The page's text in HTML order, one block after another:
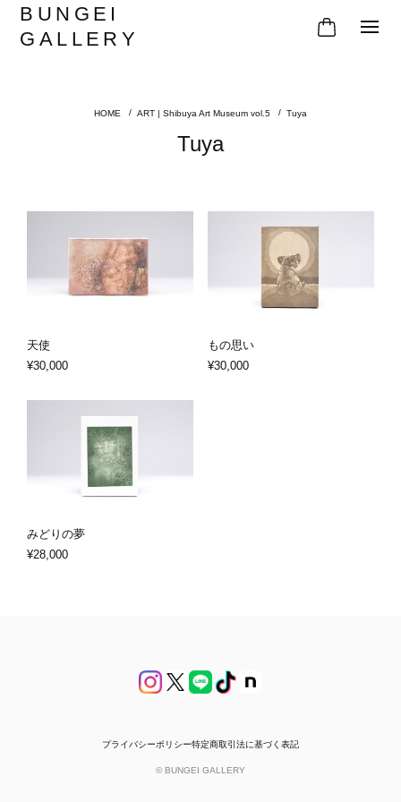
BUNGEI
GALLERY
ART | Shibuya Art Museum vol.5 Tuya
Tuya
天使
¥30,000
もの思い
¥30,000
みどりの夢
¥28,000
プライバシーポリシー特定商取引法に基づく表記
© BUNGEI GALLERY